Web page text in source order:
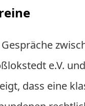
Gespräche
e.V.
dass eine